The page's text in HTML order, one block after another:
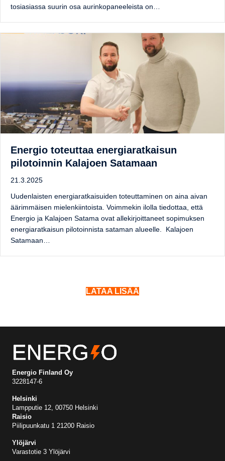
tosiasiassa suurin osa aurinkopaneeleista on…
Energio toteuttaa energiaratkaisun
pilotoinnin Kalajoen Satamaan
21.3.2025
Uudenlaisten energiaratkaisuiden toteuttaminen on aina aivan
äärimmäisen mielenkiintoista. Voimmekin ilolla tiedottaa, että
Energio ja Kalajoen Satama ovat allekirjoittaneet sopimuksen
energiaratkaisun pilotoinnista sataman alueelle. Kalajoen
Satamaan…
LATAA LISÄÄ
Energio Finland Oy
3228147-6
Helsinki
Lampputie 12, 00750 Helsinki
Raisio
Piilipuunkatu 1 21200 Raisio
Ylöjärvi
Varastotie 3 Ylöjärvi